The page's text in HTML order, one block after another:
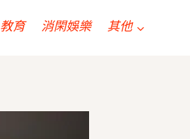
教育 消閑娛樂 其他